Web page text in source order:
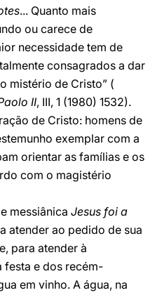
... Quanto mais
ou carece de
necessidade tem de
consagrados a dar
mistério de Cristo” (
II, III, 1 (1980) 1532).
de Cristo: homens de
exemplar com a
orientar as famílias e os
com o magistério
messiânica Jesus foi a
atender ao pedido de sua
para atender à
festa e dos recém-
em vinho. A água, na